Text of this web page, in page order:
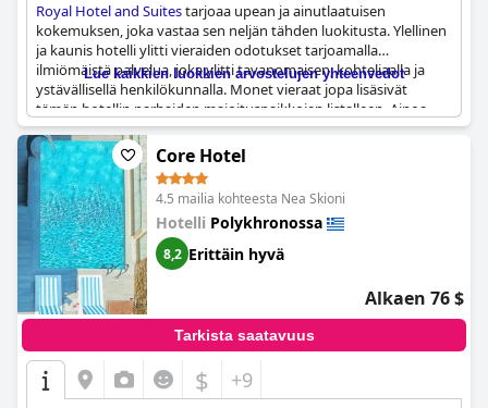
Royal Hotel and Suitestarjoaa upean ja ainutlaatuisen
kokemuksen, joka vastaa sen neljän tähden luokitusta. Ylellinen
ja kaunis hotelli ylitti vieraiden odotukset tarjoamalla
ilmiömäistä palvelua, joka ylitti tavanomaisen, kohteliaalla ja
ystävällisellä henkilökunnalla. Monet vieraat jopa lisäsivät
tämän hotellin parhaiden majoituspaikkojen listalleen. Ainoa
pieni mainittu ongelma oli, että aamiaista voisi parantaa. Kaiken
kaikkiaan vieraat olivat vaikuttuneita
ja pitivät sitä erinomaisena oleskeluna, vaikka se ei välttämättä
näyttänytkään tyypilliseltä neljän tähden hotellilta.
Lue kaikkien luokkien arvostelujen yhteenvedot
Core Hotel
4.5 mailia kohteesta Nea Skioni
Hotelli Polykhronossa
8,2 Erittäin hyvä
Alkaen 76 $
Tarkista saatavuus
$ +9